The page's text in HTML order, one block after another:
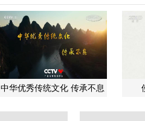
中华优秀传统文化 传承不息